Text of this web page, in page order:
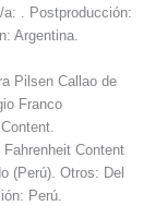
a: . Postproducción:
Argentina.
Pilsen Callao de
Franco
Content
(Perú). Otros: Del
Perú.